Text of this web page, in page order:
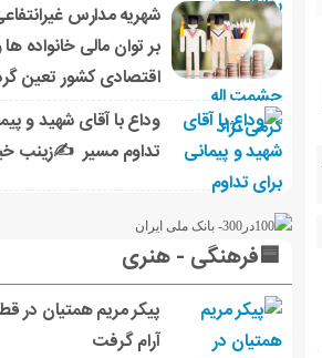
شهریه مدارس
بر توان مالی خانواده
اقتصادی کشور تعین
وداع با آقای شهید و
تداوم مسیر ✍زینب
🟦فرهنگی - هنری
پیکر مریم همتیان در
آرام گرفت